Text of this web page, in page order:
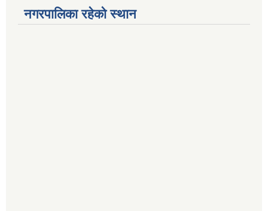
नगरपालिका रहेको स्थान